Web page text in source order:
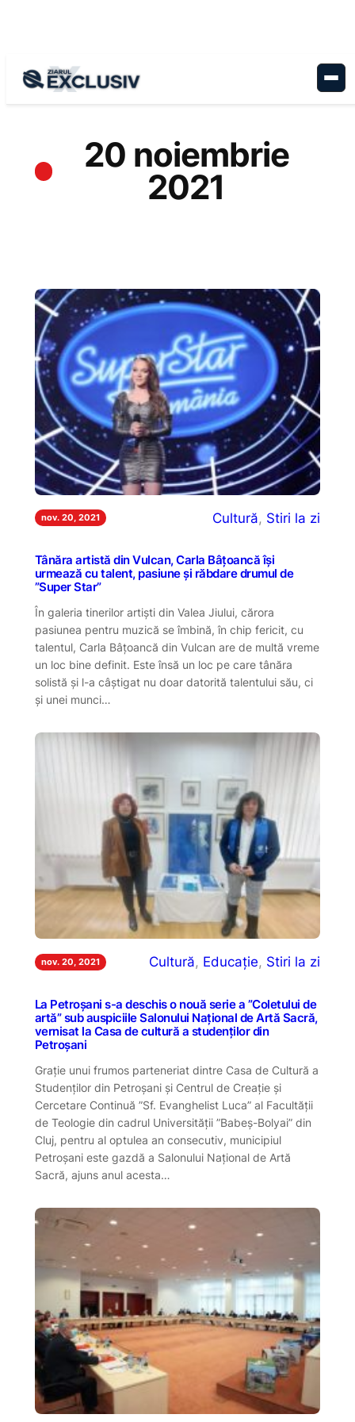
20 noiembrie
2021
nov. 20, 2021 Cultură, Stiri la zi
Tânăra artistă din Vulcan, Carla Bâțoancă își
urmează cu talent, pasiune și răbdare drumul de
”Super Star”
În galeria tinerilor artiști din Valea Jiului, cărora
pasiunea pentru muzică se îmbină, în chip fericit, cu
talentul, Carla Bâțoancă din Vulcan are de multă vreme
un loc bine definit. Este însă un loc pe care tânăra
solistă și l-a câștigat nu doar datorită talentului său, ci
și unei munci…
nov. 20, 2021 Cultură, Educație, Stiri la zi
La Petroșani s-a deschis o nouă serie a ”Coletului de
artă” sub auspiciile Salonului Național de Artă Sacră,
vernisat la Casa de cultură a studenților din
Petroșani
Grație unui frumos parteneriat dintre Casa de Cultură a
Studenților din Petroșani și Centrul de Creație și
Cercetare Continuă ”Sf. Evanghelist Luca” al Facultății
de Teologie din cadrul Universității ”Babeș-Bolyai” din
Cluj, pentru al optulea an consecutiv, municipiul
Petroșani este gazdă a Salonului Național de Artă
Sacră, ajuns anul acesta…